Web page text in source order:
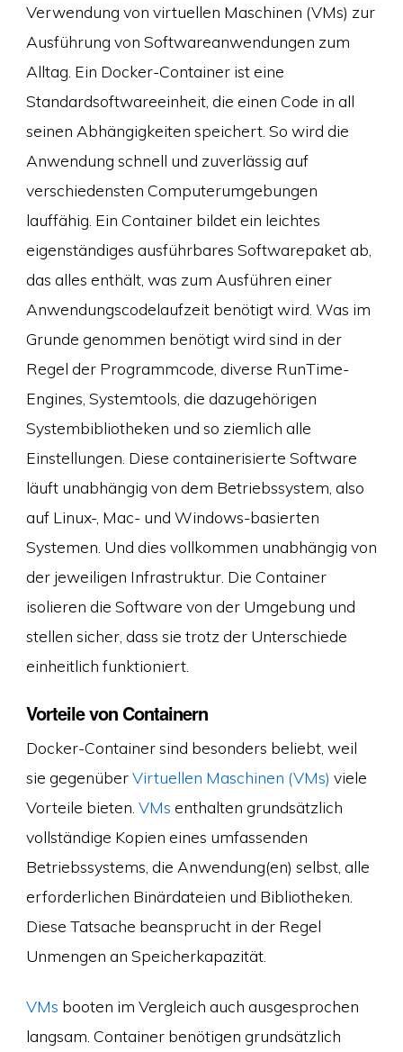
Verwendung von virtuellen Maschinen (VMs) zur
Ausführung von Softwareanwendungen zum
Alltag. Ein Docker-Container ist eine
Standardsoftwareeinheit, die einen Code in all
seinen Abhängigkeiten speichert. So wird die
Anwendung schnell und zuverlässig auf
verschiedensten Computerumgebungen
lauffähig. Ein Container bildet ein leichtes
eigenständiges ausführbares Softwarepaket ab,
das alles enthält, was zum Ausführen einer
Anwendungscodelaufzeit benötigt wird. Was im
Grunde genommen benötigt wird sind in der
Regel der Programmcode, diverse RunTime-
Engines, Systemtools, die dazugehörigen
Systembibliotheken und so ziemlich alle
Einstellungen. Diese containerisierte Software
läuft unabhängig von dem Betriebssystem, also
auf Linux-, Mac- und Windows-basierten
Systemen. Und dies vollkommen unabhängig von
der jeweiligen Infrastruktur. Die Container
isolieren die Software von der Umgebung und
stellen sicher, dass sie trotz der Unterschiede
einheitlich funktioniert.
Vorteile von Containern
Docker-Container sind besonders beliebt, weil
sie gegenüberVirtuellen Maschinen (VMs) viele
Vorteile bieten. VMs enthalten grundsätzlich
vollständige Kopien eines umfassenden
Betriebssystems, die Anwendung(en) selbst, alle
erforderlichen Binärdateien und Bibliotheken.
Diese Tatsache beansprucht in der Regel
Unmengen an Speicherkapazität.
VMs booten im Vergleich auch ausgesprochen
langsam. Container benötigen grundsätzlich